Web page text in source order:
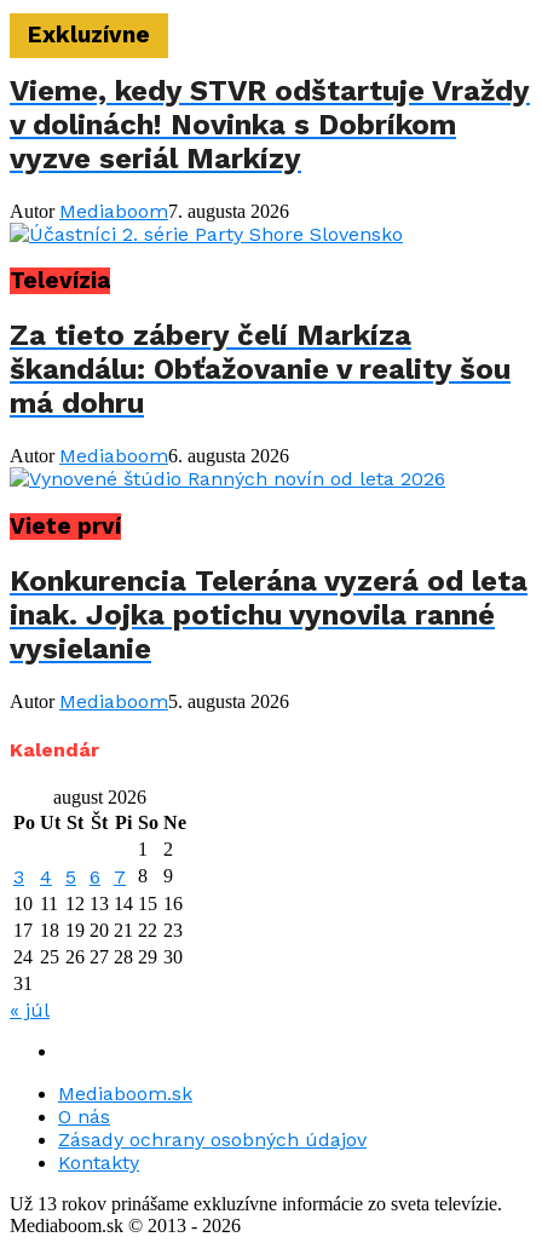
Exkluzívne
Vieme, kedy STVR odštartuje Vraždy
v dolinách! Novinka s Dobríkom
vyzve seriál Markízy
Autor Mediaboom7. augusta 2026
Televízia
Za tieto zábery čelí Markíza
škandálu: Obťažovanie v reality šou
má dohru
Autor Mediaboom6. augusta 2026
Viete prví
Konkurencia Telerána vyzerá od leta
inak. Jojka potichu vynovila ranné
vysielanie
Autor Mediaboom5. augusta 2026
Kalendár
august 2026
Po Ut St Št Pi So Ne
1
2
3 4 5 6 7 8
9
10 11 12 13 14 15 16
17 18 19 20 21 22 23
24 25 26 27 28 29 30
31
« júl
Mediaboom.sk
O nás
Zásady ochrany osobných údajov
Kontakty
Už 13 rokov prinášame exkluzívne informácie zo sveta televízie.
Mediaboom.sk © 2013 - 2026